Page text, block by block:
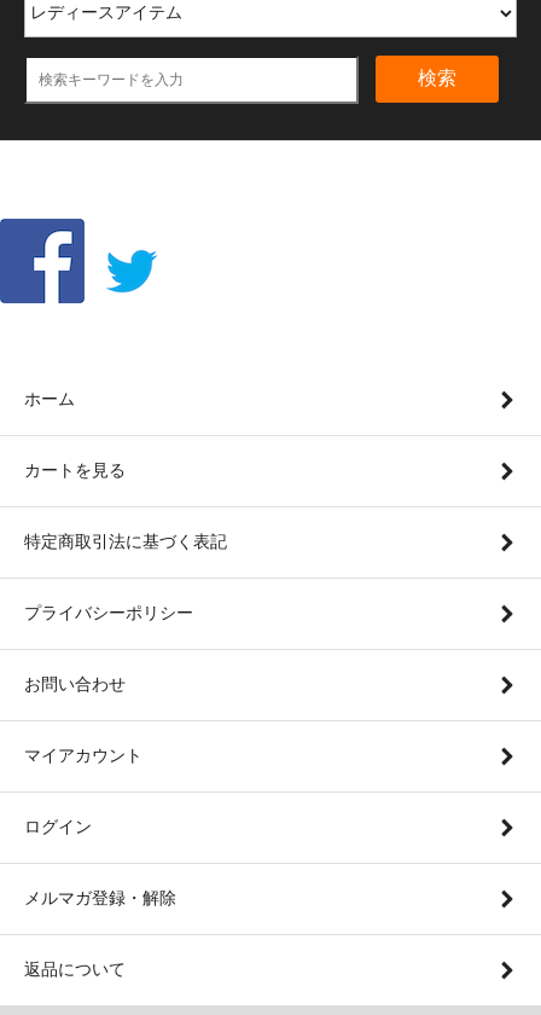
検索
ホーム
カートを見る
特定商取引法に基づく表記
プライバシーポリシー
お問い合わせ
マイアカウント
ログイン
メルマガ登録・解除
返品について